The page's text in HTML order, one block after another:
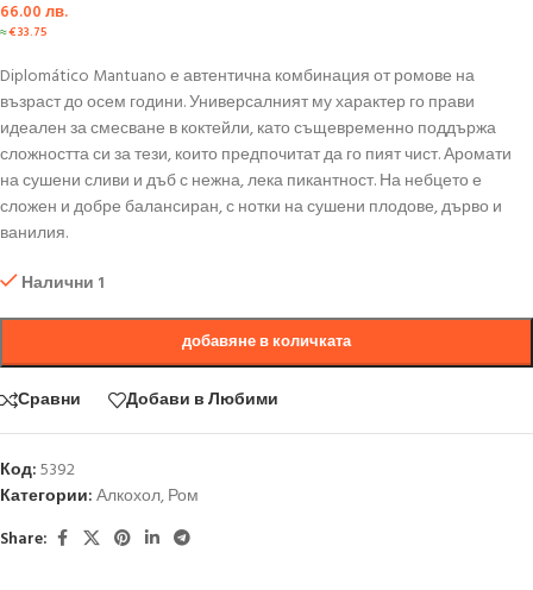
66.00 лв.
≈€33.75
Diplomático Mantuano е автентична комбинация от ромове на
възраст до осем години. Универсалният му характер го прави
идеален за смесване в коктейли, като същевременно поддържа
сложността си за тези, които предпочитат да го пият чист. Аромати
на сушени сливи и дъб с нежна, лека пикантност. На небцето е
сложен и добре балансиран, с нотки на сушени плодове, дърво и
ванилия.
Налични 1
добавяне в количката
Сравни Добави в Любими
Код:5392
Категории:Алкохол,Ром
Share: